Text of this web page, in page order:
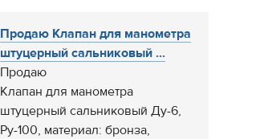
Продаю Клапан для манометра
штуцерный сальниковый ...
Продаю
Клапан для манометра
штуцерный сальниковый Ду-6,
Ру-100, материал: бронза,